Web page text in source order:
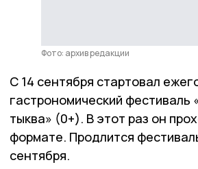
Фото: архив редакции
С 14 сентября стартовал
гастрономический фестиваль
тыква» (0+). В этот раз он
формате. Продлится
сентября.